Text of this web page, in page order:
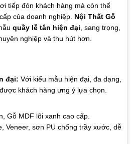
tiếp đón khách hàng mà còn thể
của doanh nghiệp. Nội Thất Gỗ
quầy lễ tân hiện đại, sang trọng,
nghiệp và thu hút hơn.
đại: Với kiểu mẫu hiện đại, đa dạng,
khách hàng ưng ý lựa chọn.
Gỗ MDF lõi xanh cao cấp.
Veneer, sơn PU chống trầy xước, dễ